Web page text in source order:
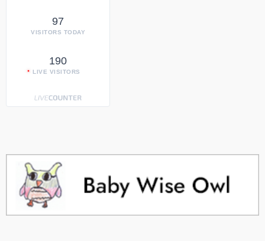
97
VISITORS TODAY
190
LIVE VISITORS